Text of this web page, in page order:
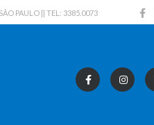
PAULO || TEL: 3385.0073